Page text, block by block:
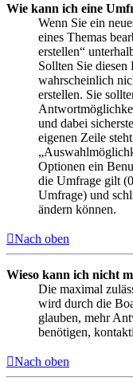
Wie kann ich eine
Wenn Sie ein
eines Themas
erstellen“
Sollten Sie diesen
wahrscheinlich
erstellen. Sie
und dabei
eigenen Zeile
Optionen ein
die Umfrage gilt
Umfrage) und
ändern können.
Nach oben
Wieso kann ich nicht
Die maximal
wird durch die
glauben, mehr
benötigen,
Nach oben